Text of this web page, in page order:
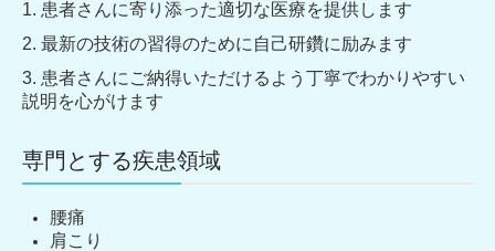
1. 患者さんに寄り添った適切な医療を提供します
2. 最新の技術の習得のために自己研鑽に励みます
3. 患者さんにご納得いただけるよう丁寧でわかりやすい
説明を心がけます
専門とする疾患領域
腰痛
肩こり